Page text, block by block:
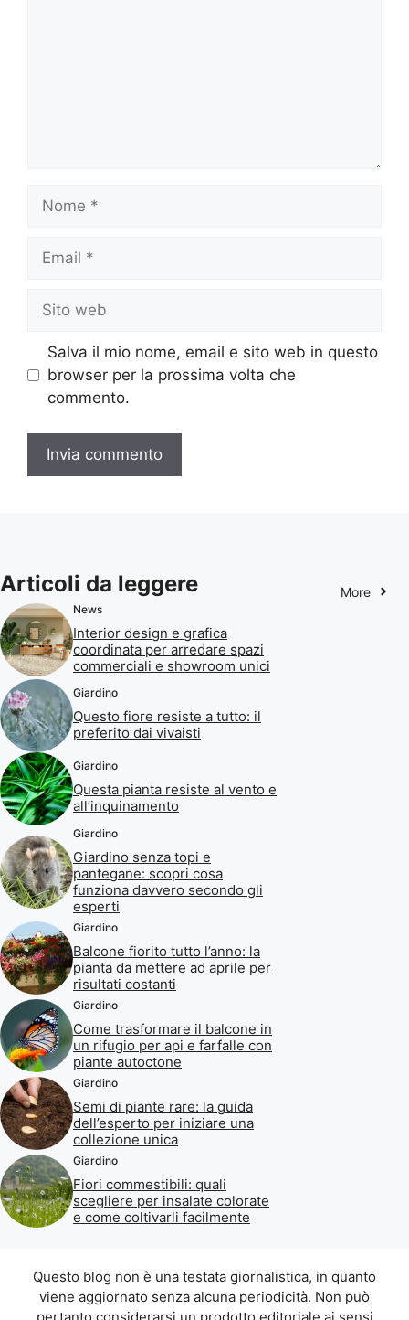
Nome
Email
Sito
web
Salva il mio nome, email e sito web in questo
browser per la prossima volta che
commento.
Articoli da leggere More
News
Interior design e grafica
coordinata per arredare spazi
commerciali e showroom unici
Giardino
Questo fiore resiste a tutto: il
preferito dai vivaisti
Giardino
Questa pianta resiste al vento e
all’inquinamento
Giardino
Giardino senza topi e
pantegane: scopri cosa
funziona davvero secondo gli
esperti
Giardino
Balcone fiorito tutto l’anno: la
pianta da mettere ad aprile per
risultati costanti
Giardino
Come trasformare il balcone in
un rifugio per api e farfalle con
piante autoctone
Giardino
Semi di piante rare: la guida
dell’esperto per iniziare una
collezione unica
Giardino
Fiori commestibili: quali
scegliere per insalate colorate
e come coltivarli facilmente
Questo blog non è una testata giornalistica, in quanto
viene aggiornato senza alcuna periodicità. Non può
pertanto considerarsi un prodotto editoriale ai sensi